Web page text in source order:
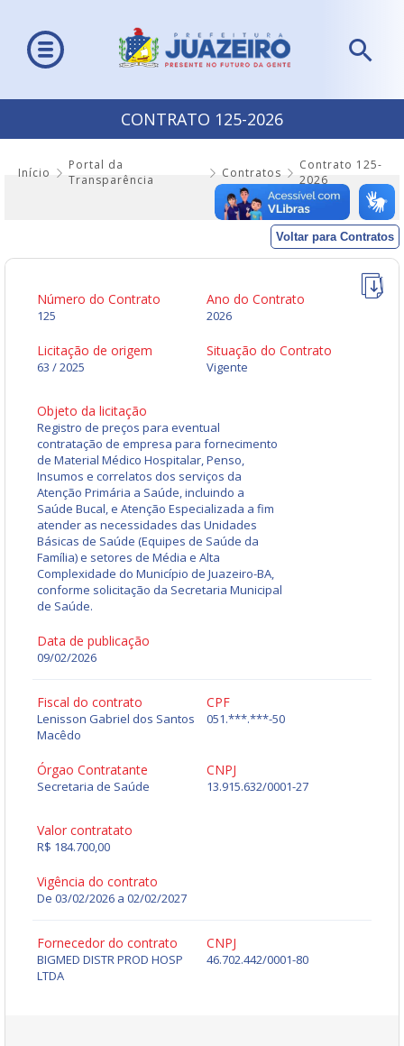
CONTRATO 125-2026
Início
Portal da
Transparência
Contratos
Contrato 125-
2026
Voltar para Contratos
Número do Contrato
125
Ano do Contrato
2026
Licitação de origem
63 / 2025
Situação do Contrato
Vigente
Objeto da licitação
Registro de preços para eventual
contratação de empresa para fornecimento
de Material Médico Hospitalar, Penso,
Insumos e correlatos dos serviços da
Atenção Primária a Saúde, incluindo a
Saúde Bucal, e Atenção Especializada a fim
atender as necessidades das Unidades
Básicas de Saúde (Equipes de Saúde da
Família) e setores de Média e Alta
Complexidade do Município de Juazeiro-BA,
conforme solicitação da Secretaria Municipal
de Saúde.
Data de publicação
09/02/2026
Fiscal do contrato
Lenisson Gabriel dos Santos
Macêdo
CPF
051.***.***-50
Órgao Contratante
Secretaria de Saúde
CNPJ
13.915.632/0001-27
Valor contratato
R$ 184.700,00
Vigência do contrato
De 03/02/2026 a 02/02/2027
Fornecedor do contrato
BIGMED DISTR PROD HOSP
LTDA
CNPJ
46.702.442/0001-80